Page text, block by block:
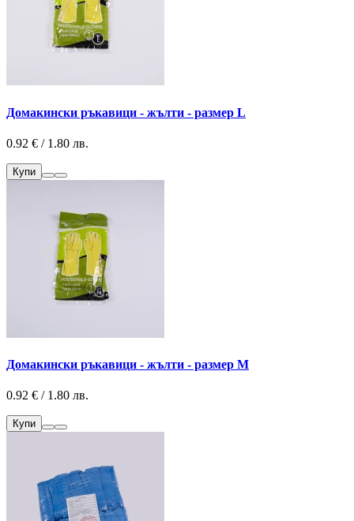
Домакински ръкавици - жълти - размер L
0.92 € / 1.80 лв.
Купи
Домакински ръкавици - жълти - размер М
0.92 € / 1.80 лв.
Купи